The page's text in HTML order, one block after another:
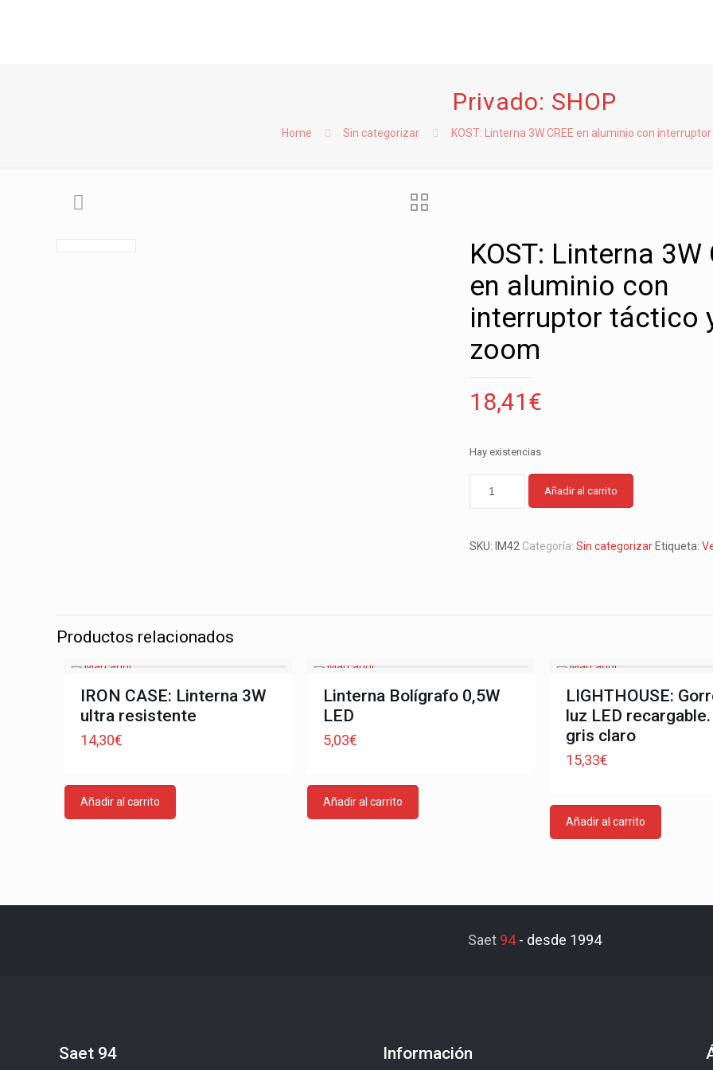
Privado: SHOP
Home Sin categorizar KOST: Linterna 3W CREE en aluminio con
KOST: Linterna 3W
en aluminio con
interruptor táctico
zoom
18,41 €
Hay existencias
Añadir al carrito
SKU: IM42 Categoría:Sin categorizar Etiqueta:
Productos relacionados
IRON CASE: Linterna 3W
ultra resistente
14,30€
Añadir al carrito
Linterna Bolígrafo 0,5W
LED
5,03€
Añadir al carrito
LIGHTHOUSE:
luz LED
gris claro
15,33€
Añadir al carrito
Saet 94- desde 1994
Saet 94 Información